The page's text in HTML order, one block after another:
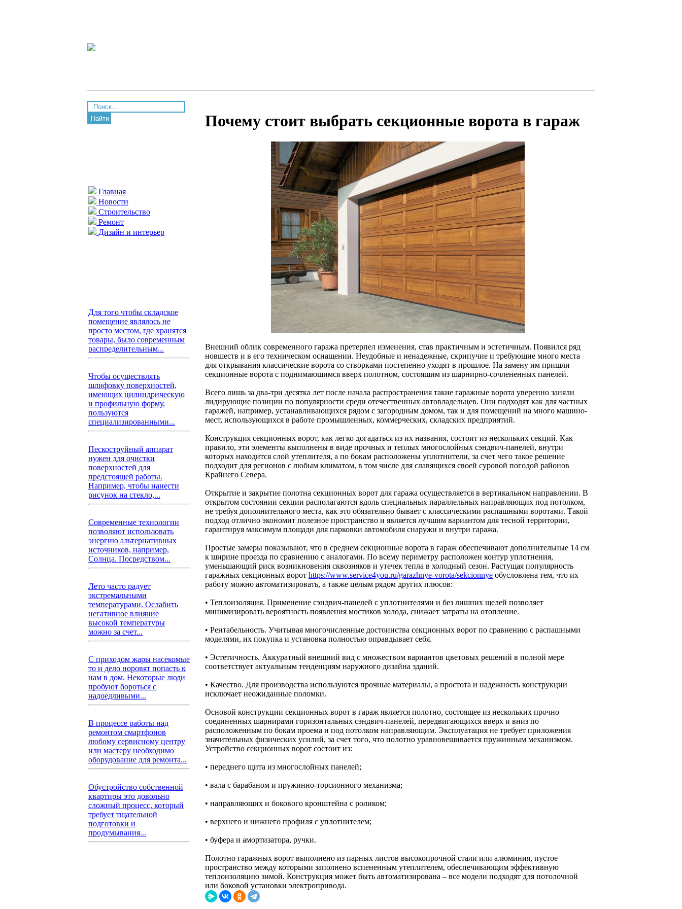
Найти
Главная
Новости
Строительство
Ремонт
Дизайн и интерьер
Для того чтобы складское
помещение являлось не
просто местом, где хранятся
товары, было современным
распределительным...
Чтобы осуществлять
шлифовку поверхностей,
имеющих цилиндрическую
и профильную форму,
пользуются
специализированными...
Пескоструйный аппарат
нужен для очистки
поверхностей для
предстоящей работы.
Например, чтобы нанести
рисунок на стекло,...
Современные технологии
позволяют использовать
энергию альтернативных
источников, например,
Солнца. Посредством...
Лето часто радует
экстремальными
температурами. Ослабить
негативное влияние
высокой температуры
можно за счет...
С приходом жары насекомые
то и дело норовят попасть к
нам в дом. Некоторые люди
пробуют бороться с
надоедливыми...
В процессе работы над
ремонтом смартфонов
любому сервисному центру
или мастеру необходимо
оборудование для ремонта...
Обустройство собственной
квартиры это довольно
сложный процесс, который
требует тщательной
подготовки и
продумывания...
Почему стоит выбрать секционные ворота в гараж
Внешний облик современного гаража претерпел изменения, став практичным и эстетичным. Появился ряд
новшеств и в его техническом оснащении. Неудобные и ненадежные, скрипучие и требующие много места
для открывания классические ворота со створками постепенно уходят в прошлое. На замену им пришли
секционные ворота с поднимающимся вверх полотном, состоящим из шарнирно-сочлененных панелей.
Всего лишь за два-три десятка лет после начала распространения такие гаражные ворота уверенно заняли
лидирующие позиции по популярности среди отечественных автовладельцев. Они подходят как для частных
гаражей, например, устанавливающихся рядом с загородным домом, так и для помещений на много машино-
мест, использующихся в работе промышленных, коммерческих, складских предприятий.
Конструкция секционных ворот, как легко догадаться из их названия, состоит из нескольких секций. Как
правило, эти элементы выполнены в виде прочных и теплых многослойных сэндвич-панелей, внутри
которых находится слой утеплителя, а по бокам расположены уплотнители, за счет чего такое решение
подходит для регионов с любым климатом, в том числе для славящихся своей суровой погодой районов
Крайнего Севера.
Открытие и закрытие полотна секционных ворот для гаража осуществляется в вертикальном направлении. В
открытом состоянии секции располагаются вдоль специальных параллельных направляющих под потолком,
не требуя дополнительного места, как это обязательно бывает с классическими распашными воротами. Такой
подход отлично экономит полезное пространство и является лучшим вариантом для тесной территории,
гарантируя максимум площади для парковки автомобиля снаружи и внутри гаража.
Простые замеры показывают, что в среднем секционные ворота в гараж обеспечивают дополнительные 14 см
к ширине проезда по сравнению с аналогами. По всему периметру расположен контур уплотнения,
уменьшающий риск возникновения сквозняков и утечек тепла в холодный сезон. Растущая популярность
гаражных секционных ворот https://www.service4you.ru/garazhnye-vorota/sekcionnye обусловлена тем, что их
работу можно автоматизировать, а также целым рядом других плюсов:
• Теплоизоляция. Применение сэндвич-панелей с уплотнителями и без лишних щелей позволяет
минимизировать вероятность появления мостиков холода, снижает затраты на отопление.
• Рентабельность. Учитывая многочисленные достоинства секционных ворот по сравнению с распашными
моделями, их покупка и установка полностью оправдывает себя.
• Эстетичность. Аккуратный внешний вид с множеством вариантов цветовых решений в полной мере
соответствует актуальным тенденциям наружного дизайна зданий.
• Качество. Для производства используются прочные материалы, а простота и надежность конструкции
исключает неожиданные поломки.
Основой конструкции секционных ворот в гараж является полотно, состоящее из нескольких прочно
соединенных шарнирами горизонтальных сэндвич-панелей, передвигающихся вверх и вниз по
расположенным по бокам проема и под потолком направляющим. Эксплуатация не требует приложения
значительных физических усилий, за счет того, что полотно уравновешивается пружинным механизмом.
Устройство секционных ворот состоит из:
• переднего щита из многослойных панелей;
• вала с барабаном и пружинно-торсионного механизма;
• направляющих и бокового кронштейна с роликом;
• верхнего и нижнего профиля с уплотнителем;
• буфера и амортизатора, ручки.
Полотно гаражных ворот выполнено из парных листов высокопрочной стали или алюминия, пустое
пространство между которыми заполнено вспененным утеплителем, обеспечивающим эффективную
теплоизоляцию зимой. Конструкция может быть автоматизирована – все модели подходят для потолочной
или боковой установки электропривода.